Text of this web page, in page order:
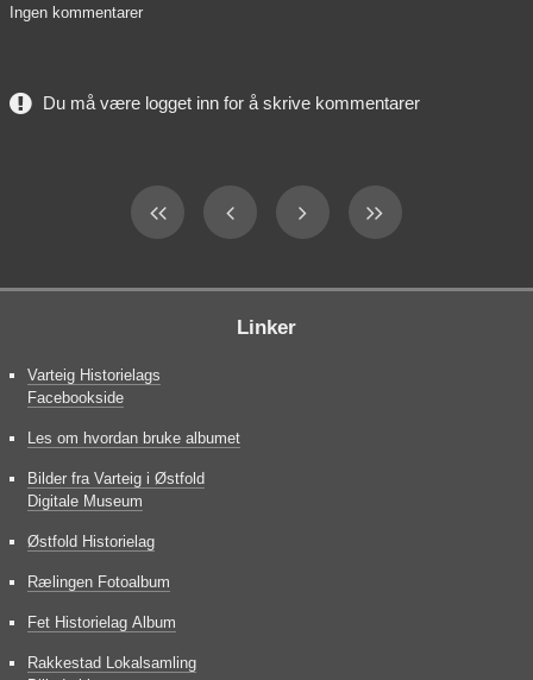
Ingen kommentarer
Du må være logget inn for å skrive kommentarer
Linker
Varteig Historielags
Facebookside
Les om hvordan bruke albumet
Bilder fra Varteig i Østfold
Digitale Museum
Østfold Historielag
Rælingen Fotoalbum
Fet Historielag Album
Rakkestad Lokalsamling